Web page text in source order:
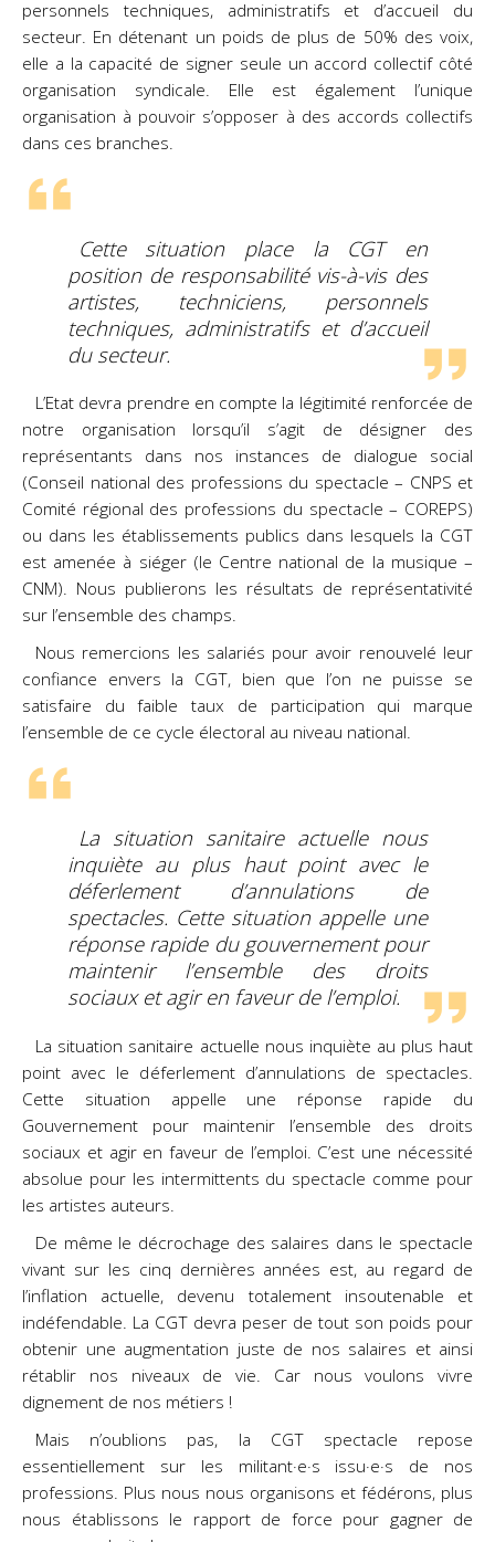
personnels techniques, administratifs et d’accueil du
secteur. En détenant un poids de plus de 50% des voix,
elle a la capacité de signer seule un accord collectif côté
organisation syndicale. Elle est également l’unique
organisation à pouvoir s’opposer à des accords collectifs
dans ces branches.
Cette situation place la CGT en
position de responsabilité vis-à-vis des
artistes, techniciens, personnels
techniques, administratifs et d’accueil
du secteur.
L’Etat devra prendre en compte la légitimité renforcée de
notre organisation lorsqu’il s’agit de désigner des
représentants dans nos instances de dialogue social
(Conseil national des professions du spectacle – CNPS et
Comité régional des professions du spectacle – COREPS)
ou dans les établissements publics dans lesquels la CGT
est amenée à siéger (le Centre national de la musique –
CNM). Nous publierons les résultats de représentativité
sur l’ensemble des champs.
Nous remercions les salariés pour avoir renouvelé leur
confiance envers la CGT, bien que l’on ne puisse se
satisfaire du faible taux de participation qui marque
l’ensemble de ce cycle électoral au niveau national.
La situation sanitaire actuelle nous
inquiète au plus haut point avec le
déferlement d’annulations de
spectacles. Cette situation appelle une
réponse rapide du gouvernement pour
maintenir l’ensemble des droits
sociaux et agir en faveur de l’emploi.
La situation sanitaire actuelle nous inquiète au plus haut
point avec le déferlement d’annulations de spectacles.
Cette situation appelle une réponse rapide du
Gouvernement pour maintenir l’ensemble des droits
sociaux et agir en faveur de l’emploi. C’est une nécessité
absolue pour les intermittents du spectacle comme pour
les artistes auteurs.
De même le décrochage des salaires dans le spectacle
vivant sur les cinq dernières années est, au regard de
l’inflation actuelle, devenu totalement insoutenable et
indéfendable. La CGT devra peser de tout son poids pour
obtenir une augmentation juste de nos salaires et ainsi
rétablir nos niveaux de vie. Car nous voulons vivre
dignement de nos métiers !
Mais n’oublions pas, la CGT spectacle repose
essentiellement sur les militant·e·s issu·e·s de nos
professions. Plus nous nous organisons et fédérons, plus
nous établissons le rapport de force pour gagner de